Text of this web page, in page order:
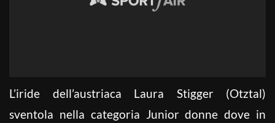
L’iride dell’austriaca Laura Stigger (Otztal)
sventola nella categoria Junior donne dove in